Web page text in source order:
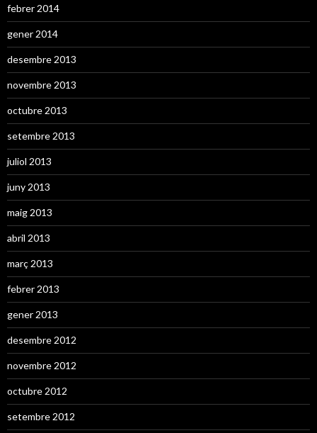
febrer 2014
gener 2014
desembre 2013
novembre 2013
octubre 2013
setembre 2013
juliol 2013
juny 2013
maig 2013
abril 2013
març 2013
febrer 2013
gener 2013
desembre 2012
novembre 2012
octubre 2012
setembre 2012